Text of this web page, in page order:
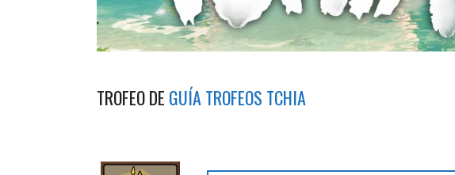
TROFEO DE GUÍA TROFEOS TCHIA